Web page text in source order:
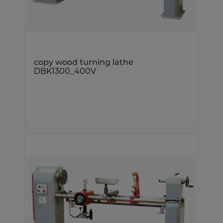
copy wood turning lathe
DBK1300_400V